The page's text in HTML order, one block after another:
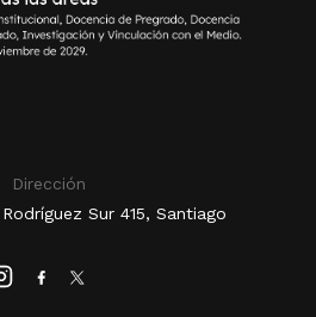
Dirección
Sur 415, Santiago